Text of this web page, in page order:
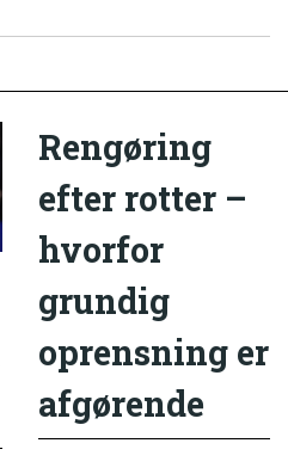
Rengøring
efter rotter –
hvorfor
grundig
oprensning er
afgørende